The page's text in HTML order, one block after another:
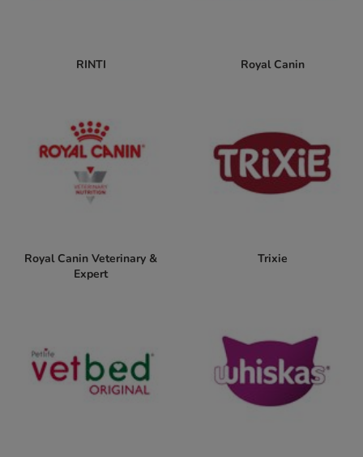
RINTI Royal Canin
Royal Canin Veterinary &
Expert
Trixie